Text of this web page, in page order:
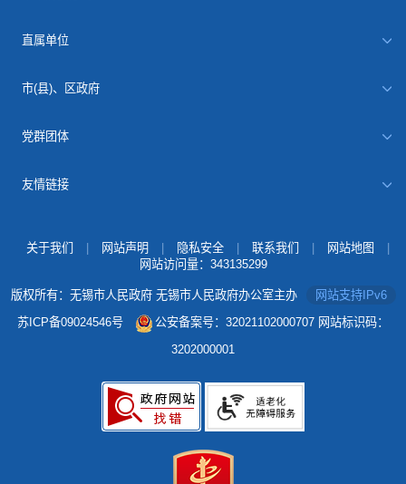
直属单位
市(县)、区政府
党群团体
友情链接
关于我们 网站声明 隐私安全 联系我们 网站地图
网站访问量： 343135299
版权所有：无锡市人民政府 无锡市人民政府办公室主办
网站支持IPv6
苏ICP备09024546号
公安备案号：32021102000707 网站标识码：
3202000001